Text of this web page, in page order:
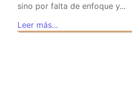
sino por falta de enfoque y...
Leer más...